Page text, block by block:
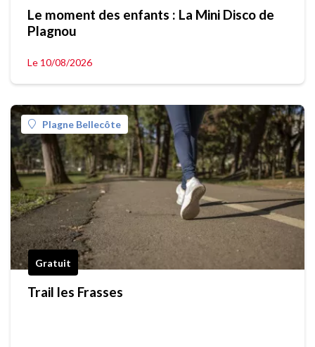
Le moment des enfants : La Mini Disco de
Plagnou
Le 10/08/2026
Plagne Bellecôte
Gratuit
Trail les Frasses